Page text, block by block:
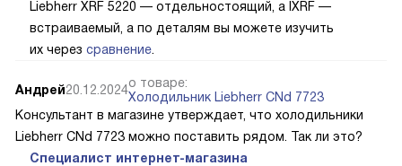
Liebherr XRF 5220 — отдельностоящий, а IXRF —
встраиваемый, а по деталям вы можете изучить
их через сравнение
Андрей20.12.2024о товаре:
Холодильник Liebherr CNd 7723
Консультант в магазине утверждает, что холодильники
Liebherr CNd 7723 можно поставить рядом. Так ли это?
Специалист интернет-магазина